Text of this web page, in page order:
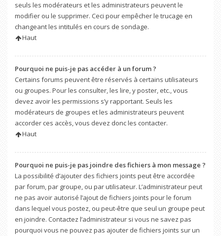
seuls les modérateurs et les administrateurs peuvent le
modifier ou le supprimer. Ceci pour empêcher le trucage en
changeant les intitulés en cours de sondage.
Haut
Pourquoi ne puis-je pas accéder à un forum ?
Certains forums peuvent être réservés à certains utilisateurs
ou groupes. Pour les consulter, les lire, y poster, etc., vous
devez avoir les permissions s’y rapportant. Seuls les
modérateurs de groupes et les administrateurs peuvent
accorder ces accès, vous devez donc les contacter.
Haut
Pourquoi ne puis-je pas joindre des fichiers à mon message ?
La possibilité d’ajouter des fichiers joints peut être accordée
par forum, par groupe, ou par utilisateur. L’administrateur peut
ne pas avoir autorisé l’ajout de fichiers joints pour le forum
dans lequel vous postez, ou peut-être que seul un groupe peut
en joindre. Contactez l’administrateur si vous ne savez pas
pourquoi vous ne pouvez pas ajouter de fichiers joints sur un